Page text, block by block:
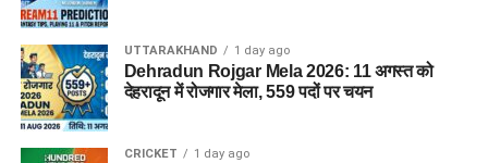
UTTARAKHAND 1 day ago
Dehradun Rojgar Mela 2026: 11 अगस्त को
देहरादून में रोजगार मेला, 559 पदों पर चयन
CRICKET 1 day ago